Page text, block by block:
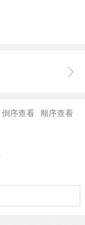
顺序查看
倒序查看